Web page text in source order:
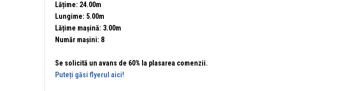
Lățime: 24.00m
Lungime: 5.00m
Lățime mașină: 3.00m
Număr mașini: 8
Se solicită un avans de 60% la plasarea comenzii.
Puteți găsi flyerul aici!